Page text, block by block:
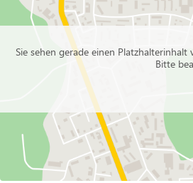
Sie sehen gerade einen Platzhalterinhalt
Bitte